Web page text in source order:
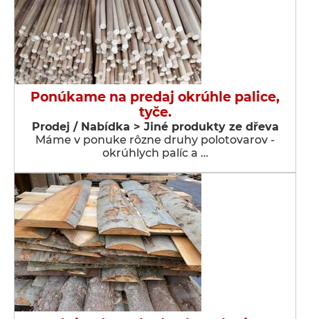
Ponúkame na predaj okrúhle palice,
tyče.
Prodej / Nabídka > Jiné produkty ze dřeva
Máme v ponuke rôzne druhy polotovarov -
okrúhlych palíc a …